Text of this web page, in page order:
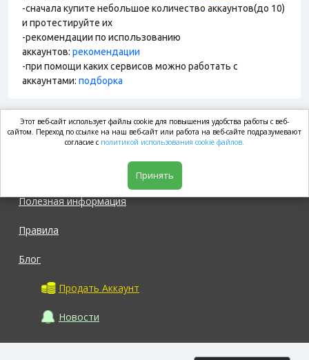
-сначала купите небольшое количество аккаунтов(до 10)
и протестируйте их
-рекомендации по использованию
аккаунтов: рекомендации
-при помощи каких сервисов можно работать с
аккаунтами: подборка
market.com
Полезная информация
Правила
Блог
Продать Аккаунт
Новости
Этот веб-сайт использует файлы cookie для повышения удобства работы с веб-
сайтом. Переход по ссылке на наш веб-сайт или работа на веб-сайте подразумевают
согласие с политикой использования cookie файлов.
Принять